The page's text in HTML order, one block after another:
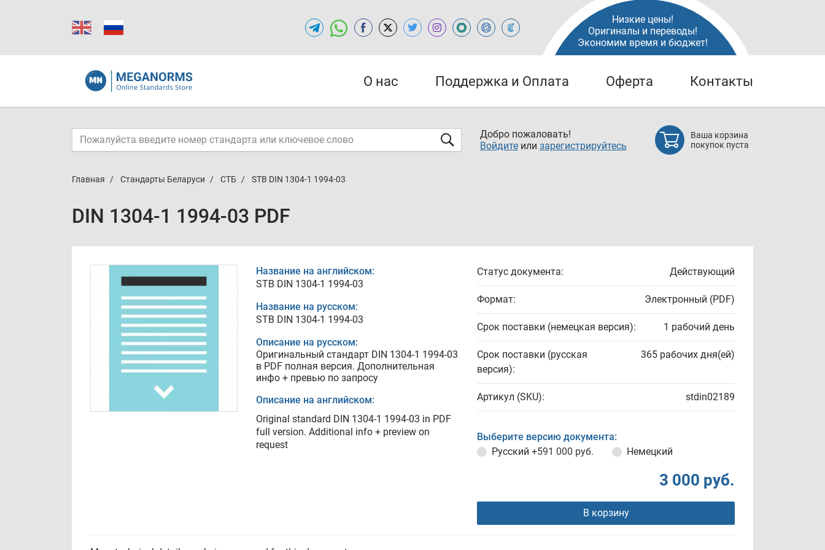
Низкие цены!
Оригиналы и переводы!
Экономим время и бюджет!
О нас Поддержка и Оплата Оферта Контакты
Добро пожаловать!
Войдите или зарегистрируйтесь
Ваша корзина
покупок пуста
Главная Стандарты Беларуси СТБ STB DIN 1304-1 1994-03
DIN 1304-1 1994-03 PDF
Название на английском:
STB DIN 1304-1 1994-03
Название на русском:
STB DIN 1304-1 1994-03
Описание на русском:
Оригинальный стандарт DIN 1304-1 1994-03
в PDF полная версия. Дополнительная
инфо + превью по запросу
Описание на английском:
Original standard DIN 1304-1 1994-03 in PDF
full version. Additional info + preview on
request
Статус документа: Действующий
Формат: Электронный (PDF)
Срок поставки (немецкая версия): 1 рабочий день
Срок поставки (русская
версия):
365 рабочих дня(ей)
Артикул (SKU): stdin02189
Выберите версию документа:
Русский +591 000 руб. Немецкий
3 000 руб.
В корзину